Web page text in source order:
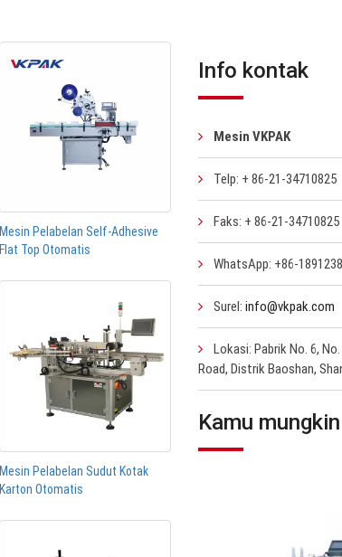
Mesin Pelabelan Self-Adhesive
Flat Top Otomatis
Mesin Pelabelan Sudut Kotak
Karton Otomatis
Info kontak
Mesin VKPAK
Telp: + 86-21-34710825
Faks: + 86-21-34710825
WhatsApp: +86-
Surel: info@vkpak.com
Lokasi: Pabrik No. 6,
Road, Distrik Baoshan,
Kamu